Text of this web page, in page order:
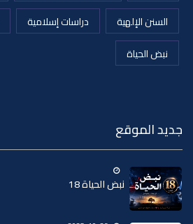
الإلهية
دراسات إسلامية
محاضرات
نبض الحياة 18